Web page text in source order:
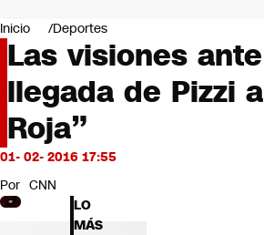
Negocios
Deportes
Programas completos
Cultura
Servicios
Bits
CNN Data
CNN tiempo
Futuro 360
Opinión
Inicio Deportes
Las visiones
llegada de Pizzi
Roja”
01- 02- 2016 17:55
Por CNN
LO
MÁS